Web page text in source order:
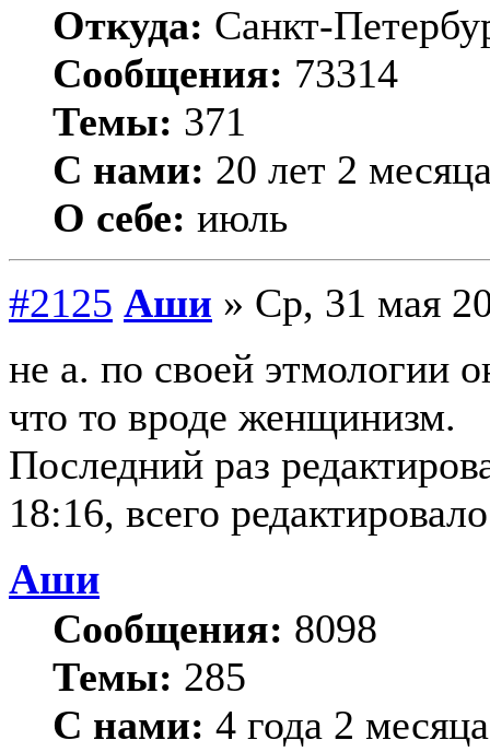
Откуда: Санкт-
Сообщения: 73314
Темы: 371
С нами: 20 лет 2
О себе: июль
#2125 Аши » Ср, 31 мая
не а. по своей этмологии
что то вроде женщинизм.
Последний раз
18:16, всего
Аши
Сообщения: 8098
Темы: 285
С нами: 4 года 2 месяца